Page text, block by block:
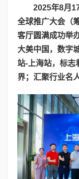
2025年8月
全球推广大会 （
客厅圆满成功举
大美中国，数字
站- 上海站， 标志
界；汇聚行业名